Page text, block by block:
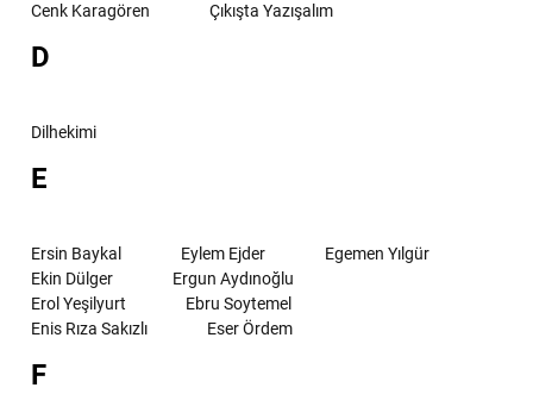
Cenk Karagören
Çıkışta Yazışalım
D
Dilhekimi
E
Ersin Baykal Eylem Ejder
Egemen Yılgür
Ekin Dülger
Ergun Aydınoğlu
Erol Yeşilyurt
Ebru Soytemel
Enis Rıza Sakızlı
Eser Ördem
F